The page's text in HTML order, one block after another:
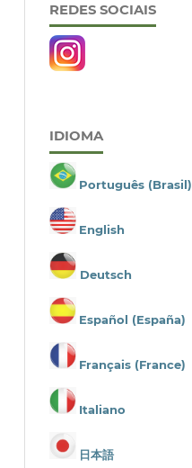
REDES SOCIAIS
IDIOMA
Português (Brasil)
English
Deutsch
Español (España)
Français (France)
Italiano
日本語